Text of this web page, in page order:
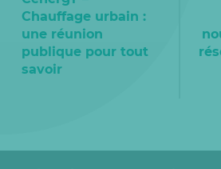
Chauffage urbain :
une réunion
publique pour tout
savoir